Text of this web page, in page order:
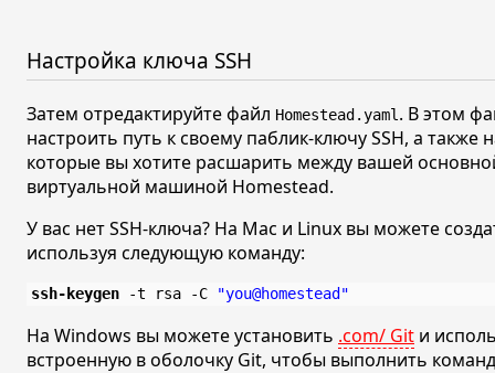
Настройка ключа SSH
Затем отредактируйте файл Homestead.yaml . В этом
настроить путь к своему паблик-ключу SSH, а также
которые вы хотите расшарить между вашей
виртуальной машиной Homestead.
У вас нет SSH-ключа? На Mac и Linux вы можете
используя следующую команду:
ssh-keygen -t rsa -C "you@homestead"
На Windows вы можете установить .com/ Git и
встроенную в оболочку Git, чтобы выполнить